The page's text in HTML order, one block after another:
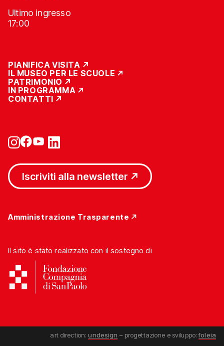
Ultimo ingresso
17:00
PIANIFICA VISITA
IL MUSEO PER LE SCUOLE
PATRIMONIO
IN PROGRAMMA
CONTATTI
Iscriviti alla newsletter
Amministrazione Trasparente
Il sito è stato realizzato con il sostegno di
art direction:undesign – progettazione e sviluppo:foleia